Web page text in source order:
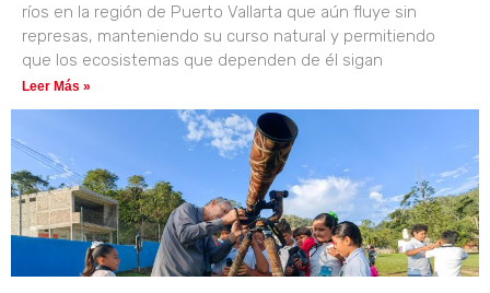
ríos en la región de Puerto Vallarta que aún fluye sin
represas, manteniendo su curso natural y permitiendo
que los ecosistemas que dependen de él sigan
Leer Más »